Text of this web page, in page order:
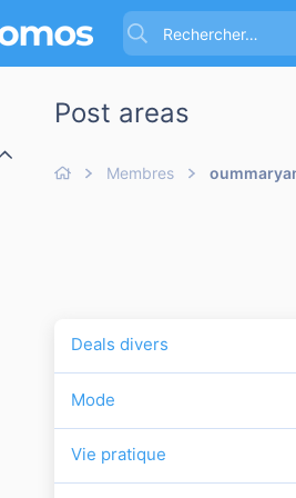
Post areas
Membres
Deals divers
Mode
Vie pratique